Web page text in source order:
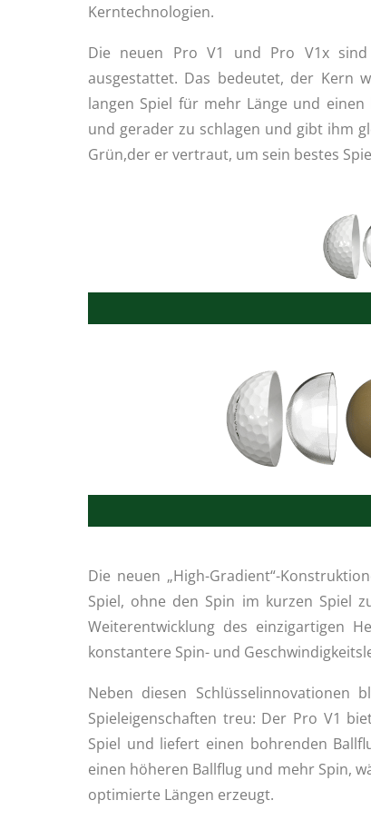
Kerntechnologien.
Die neuen Pro V1 und Pro V1x sind
ausgestattet. Das bedeutet, der Kern
langen Spiel für mehr Länge und
und gerader zu schlagen und gibt ihm
Grün,der er vertraut, um sein bestes
Die neuen „High-Gradient“-
Spiel, ohne den Spin im kurzen Spiel
Weiterentwicklung des einzigartigen
konstantere Spin- und
Neben diesen Schlüsselinnovationen
Spieleigenschaften treu: Der Pro V1
Spiel und liefert einen bohrenden
einen höheren Ballflug und mehr Spin,
optimierte Längen erzeugt.